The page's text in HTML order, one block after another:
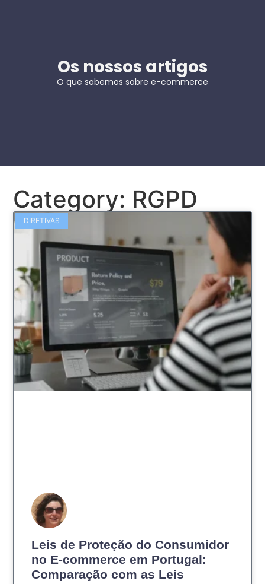
Os nossos artigos
O que sabemos sobre e-commerce
Category: RGPD
DIRETIVAS
Leis de Proteção do Consumidor
no E-commerce em Portugal:
Comparação com as Leis